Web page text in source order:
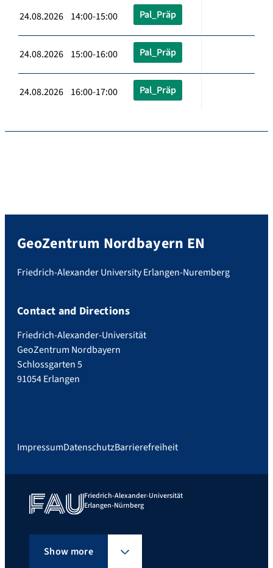
24.08.2026 14:00-15:00 Pal_Präp
24.08.2026 15:00-16:00 Pal_Präp
24.08.2026 16:00-17:00 Pal_Präp
GeoZentrum Nordbayern EN
Friedrich-Alexander University Erlangen-Nuremberg
Contact and Directions
Friedrich-Alexander-Universität
GeoZentrum Nordbayern
Schlossgarten 5
91054 Erlangen
ImpressumDatenschutzBarrierefreiheit
Friedrich-Alexander-Universität
Erlangen-Nürnberg
Show more